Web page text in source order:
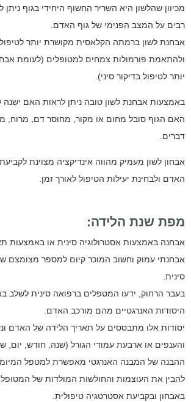
מכיוון שהלשון היא השריר החשוף היחידי בגוף
רבים על המצב הפנימי של גוף האדם.
אבחנת לשון ברמתה הקלאסית מקושרת יותר
ולהתאמת פורמולות צמחים למטופלים (לעומת
יותר לטיפול בדיקור סיני).
באמצעות אבחנת לשון טובה ניתן לראות האם ישנה
האם הגוף סובל מחום או מקור, מחוסר דם, מרוח,
דברים.
אבחון לשון מעמיק מהווה אינדיקציה מצוינת
האדם ולבחינת יעילות הטיפול לאורך זמן.
מפת שנת הלידה:
אבחנה באמצעות אסטרולוגיה סינית או באמצעות
אבחנתי עמוק וחשוב המוכר קיום למספר מצומצם
סינית.
בעבר הרחוק, ידעו המטפלים ברפואה סינית לשלב
היסודות האנרגטיים מהם מורכב האדם.
יסודות אלו מתבססים על תאריך הלידה של האדם
והענפים או ארבעת עמודי הגורל (שנה, חודש, יום,
ההבנה של המבנה האנרגטי מאפשרת למטפל
להבין את העוצמות והחולשות המולדות של המטופל
באבחון ובקביעת אסטרטגיה טיפולית.